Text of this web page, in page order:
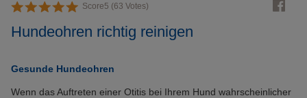
Score5 (63 Votes)
Hundeohren richtig reinigen
Gesunde Hundeohren
Wenn das Auftreten einer Otitis bei Ihrem Hund wahrscheinlicher